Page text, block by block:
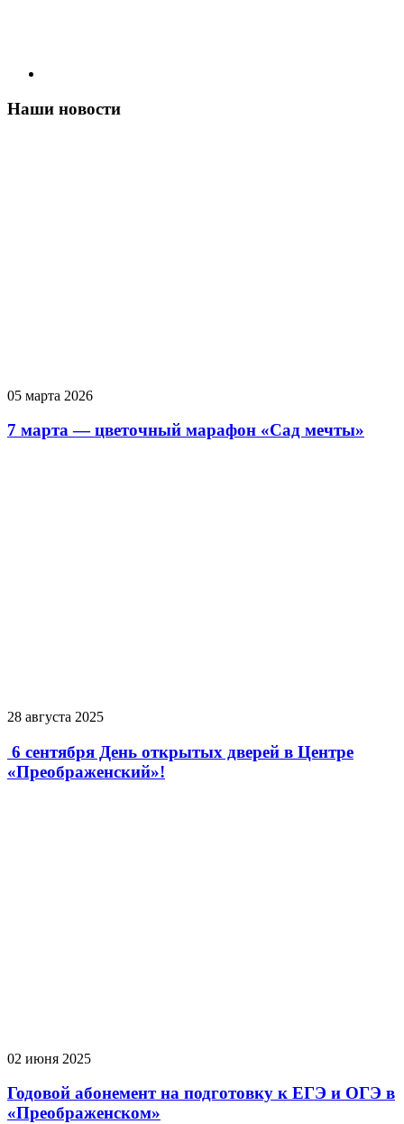
Наши новости
05 марта 2026
7 марта — цветочный марафон «Сад мечты»
28 августа 2025
6 сентября День открытых дверей в Центре
«Преображенский»!
02 июня 2025
Годовой абонемент на подготовку к ЕГЭ и ОГЭ в
«Преображенском»